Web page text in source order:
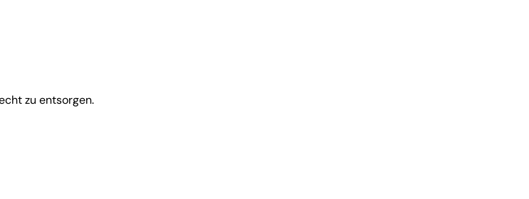
zu entsorgen.